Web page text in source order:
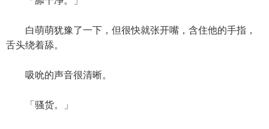
白萌萌犹豫了一下，但很快就张开嘴，含住他的手指，
舌头绕着舔。
吸吮的声音很清晰。
「骚货。」